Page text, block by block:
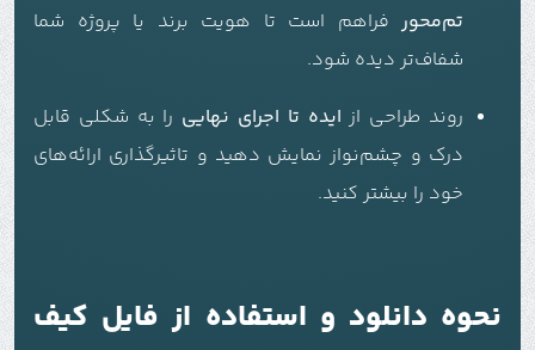
تم‌محور فراهم است تا هویت برند یا پروژه شما
شفاف‌تر دیده شود.
روند طراحی از ایده تا اجرای نهایی را به شکلی قابل
درک و چشم‌نواز نمایش دهید و تاثیرگذاری ارائه‌های
خود را بیشتر کنید.
نحوه دانلود و استفاده از فایل کیف